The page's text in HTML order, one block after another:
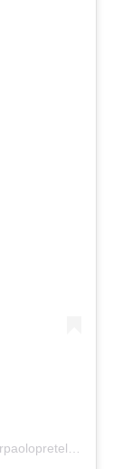
Un post condiviso da Pierpaolo Pretelli (@pierpaolopretelliofficial)